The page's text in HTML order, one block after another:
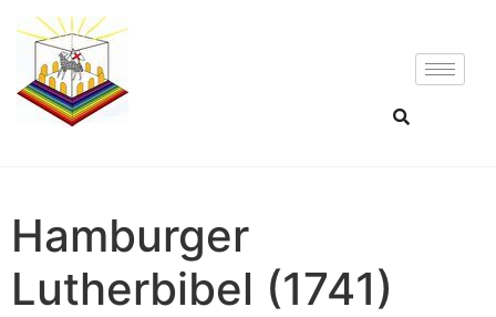
Hamburger
Lutherbibel (1741)